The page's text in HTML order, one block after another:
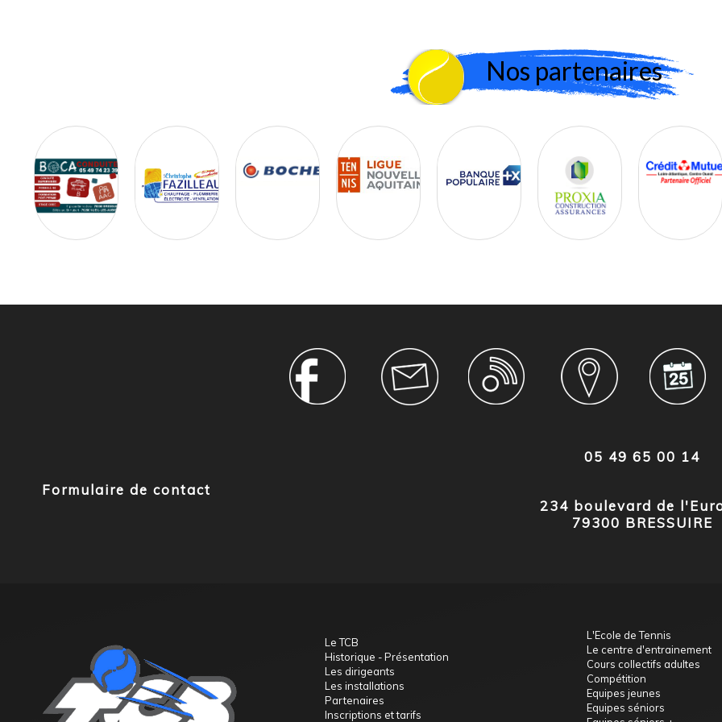
Nos partenaires
Formulaire de contact
05 49 65 00 14
234 boulevard de
79300 BRESSUIRE
Le TCB
Historique - Présentation
Les dirigeants
Les installations
Partenaires
Inscriptions et tarifs
L'Ecole de Tennis
Le centre d'entrainement
Cours collectifs adultes
Compétition
Equipes jeunes
Equipes séniors